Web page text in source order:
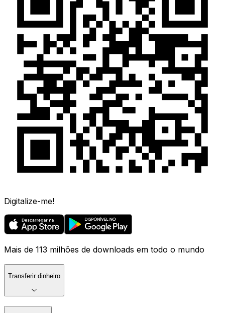
Digitalize-me!
Mais de 113 milhões de downloads em todo o mundo
Transferir dinheiro